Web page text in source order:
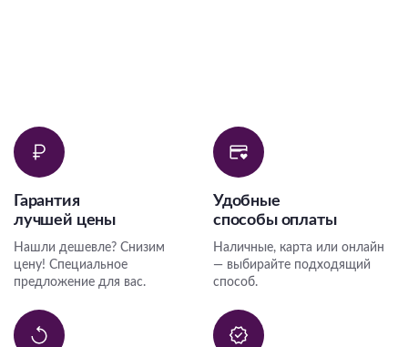
Гарантия
лучшей цены
Нашли дешевле? Снизим
цену! Специальное
предложение для вас.
Удобные
способы оплаты
Наличные, карта или онлайн
— выбирайте подходящий
способ.